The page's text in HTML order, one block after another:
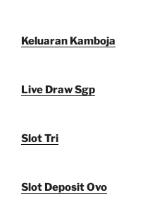
Keluaran Kamboja
Live Draw Sgp
Slot Tri
Slot Deposit Ovo